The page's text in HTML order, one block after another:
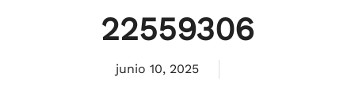
22559306
junio 10, 2025